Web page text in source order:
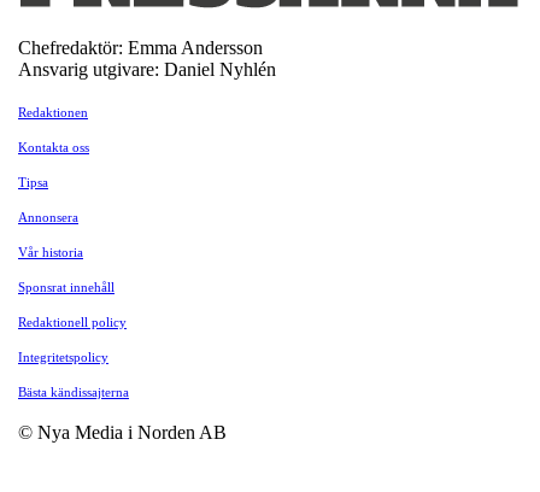
Chefredaktör: Emma Andersson
Ansvarig utgivare: Daniel Nyhlén
Redaktionen
Kontakta oss
Tipsa
Annonsera
Vår historia
Sponsrat innehåll
Redaktionell policy
Integritetspolicy
Bästa kändissajterna
© Nya Media i Norden AB